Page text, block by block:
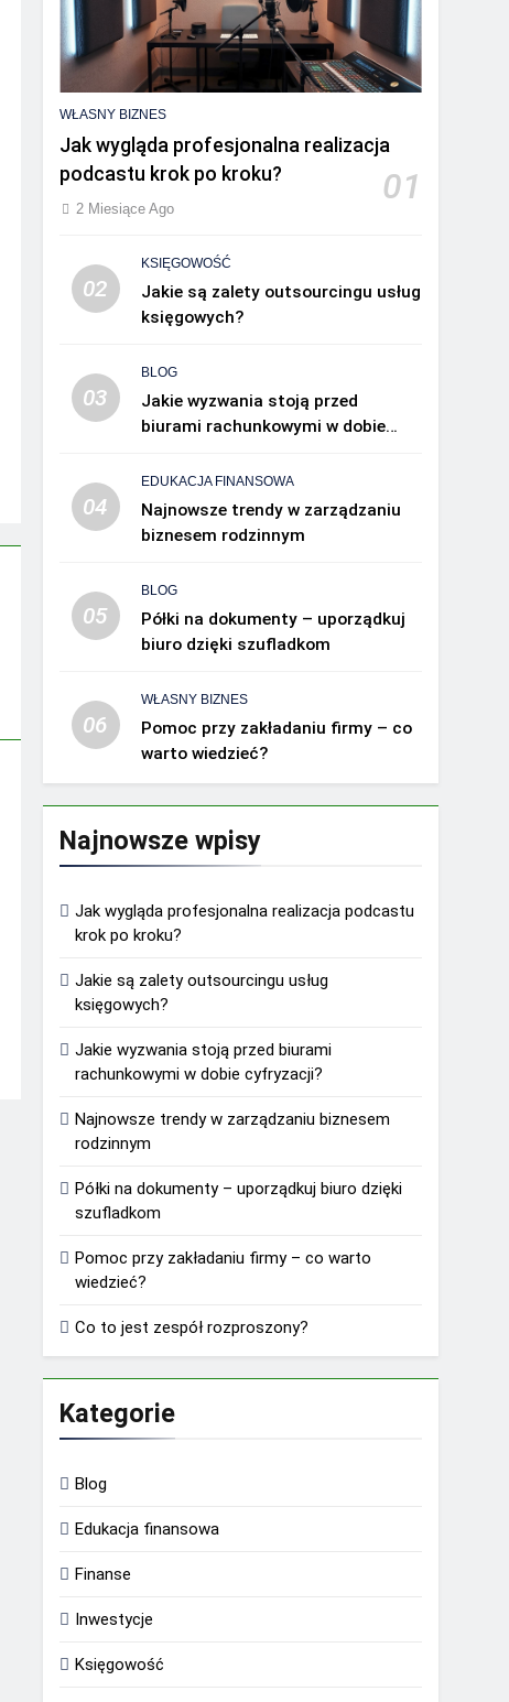
WŁASNY BIZNES
Jak wygląda profesjonalna realizacja
podcastu krok po kroku?
01
2 Miesiące Ago
02
KSIĘGOWOŚĆ
Jakie są zalety outsourcingu usług
księgowych?
03
BLOG
Jakie wyzwania stoją przed
biurami rachunkowymi w dobie
04
EDUKACJA FINANSOWA
Najnowsze trendy w zarządzaniu
biznesem rodzinnym
05
BLOG
Półki na dokumenty – uporządkuj
biuro dzięki szufladkom
06
WŁASNY BIZNES
Pomoc przy zakładaniu firmy – co
warto wiedzieć?
Najnowsze wpisy
Jak wygląda profesjonalna realizacja podcastu
krok po kroku?
Jakie są zalety outsourcingu usług
księgowych?
Jakie wyzwania stoją przed biurami
rachunkowymi w dobie cyfryzacji?
Najnowsze trendy w zarządzaniu biznesem
rodzinnym
Półki na dokumenty – uporządkuj biuro dzięki
szufladkom
Pomoc przy zakładaniu firmy – co warto
wiedzieć?
Co to jest zespół rozproszony?
Kategorie
Blog
Edukacja finansowa
Finanse
Inwestycje
Księgowość